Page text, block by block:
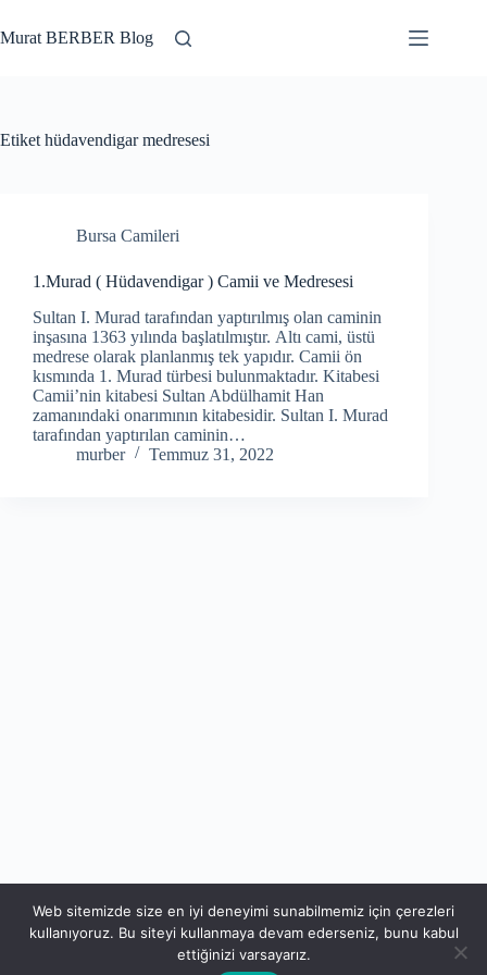
to
content
Murat BERBER Blog
Etiket hüdavendigar medresesi
Bursa Camileri
1.Murad ( Hüdavendigar ) Camii ve Medresesi
Sultan I. Murad tarafından yaptırılmış olan caminin
inşasına 1363 yılında başlatılmıştır. Altı cami, üstü
medrese olarak planlanmış tek yapıdır. Camii ön
kısmında 1. Murad türbesi bulunmaktadır. Kitabesi
Camii’nin kitabesi Sultan Abdülhamit Han
zamanındaki onarımının kitabesidir. Sultan I. Murad
tarafından yaptırılan caminin…
murber
Temmuz 31, 2022
Web sitemizde size en iyi deneyimi sunabilmemiz için çerezleri
kullanıyoruz. Bu siteyi kullanmaya devam ederseniz, bunu kabul
ettiğinizi varsayarız.